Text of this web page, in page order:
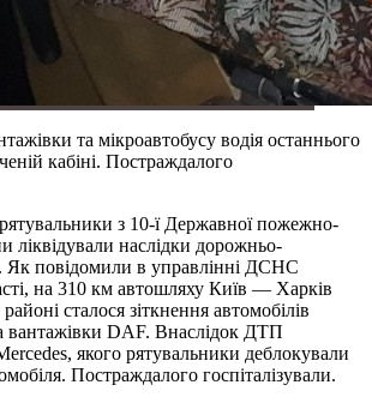
та мікроавтобусу водія останнього
кабіні. Постраждалого
з 10-ї Державної пожежно-
ліквідували наслідки дорожньо-
Як повідомили в управлінні ДСНС
на 310 км автошляху Київ — Харків
сталося зіткнення автомобілів
вантажівки DAF. Внаслідок ДТП
якого рятувальники деблокували
Постраждалого госпіталізували.